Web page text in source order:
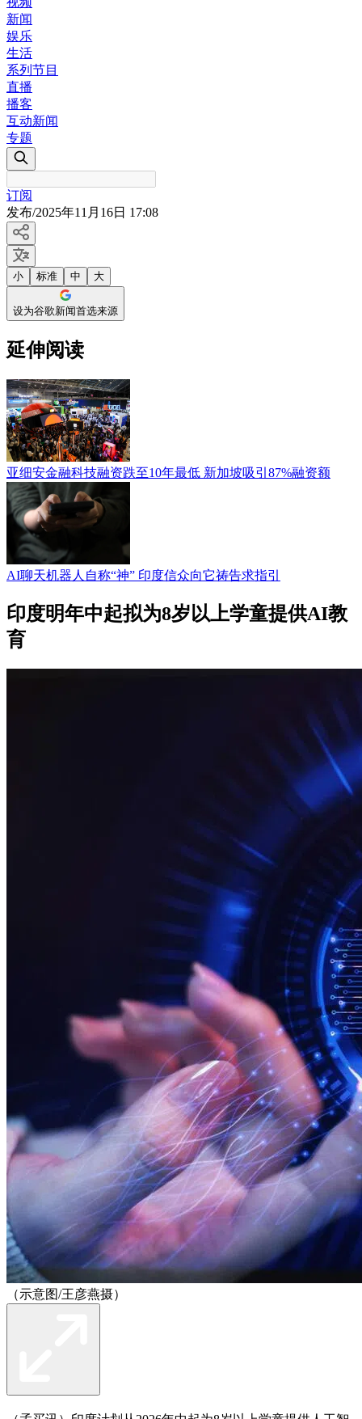
新闻
娱乐
生活
系列节目
直播
播客
互动新闻
专题
订阅
发布/2025年11月16日 17:08
小 标准 中 大
设为谷歌新闻首选来源
延伸阅读
亚细安金融科技融资跌至10年最低 新加坡吸引87%融资额
AI聊天机器人自称“神” 印度信众向它祷告求指引
印度明年中起拟为8岁以上学童提供AI教
育
（示意图/王彦燕摄）